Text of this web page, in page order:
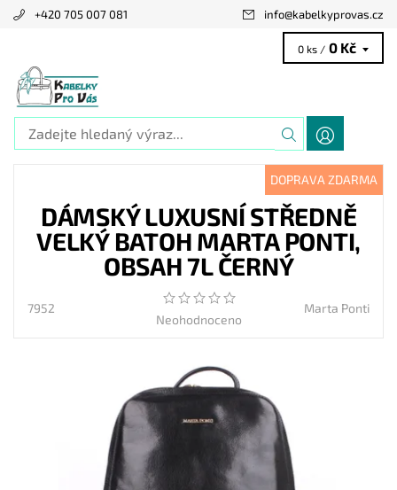
+420 705 007 081 info@kabelkyprovas.cz
0 ks / 0 Kč
DOPRAVA ZDARMA
DÁMSKÝ LUXUSNÍ STŘEDNĚ
VELKÝ BATOH MARTA PONTI,
OBSAH 7L ČERNÝ
7952
Neohodnoceno
Marta Ponti